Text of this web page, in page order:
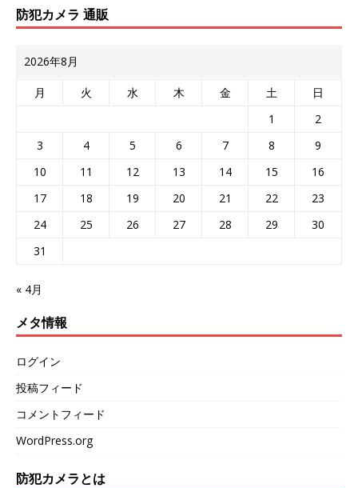
防犯カメラ 通販
2026年8月
月 火 水 木 金 土
日
1
2
3
4 5 6 7 8
9
10
11 12 13 14 15
16
17
18 19 20 21 22
23
24
25 26 27 28 29
30
31
« 4月
メタ情報
ログイン
投稿フィード
コメントフィード
WordPress.org
防犯カメラとは